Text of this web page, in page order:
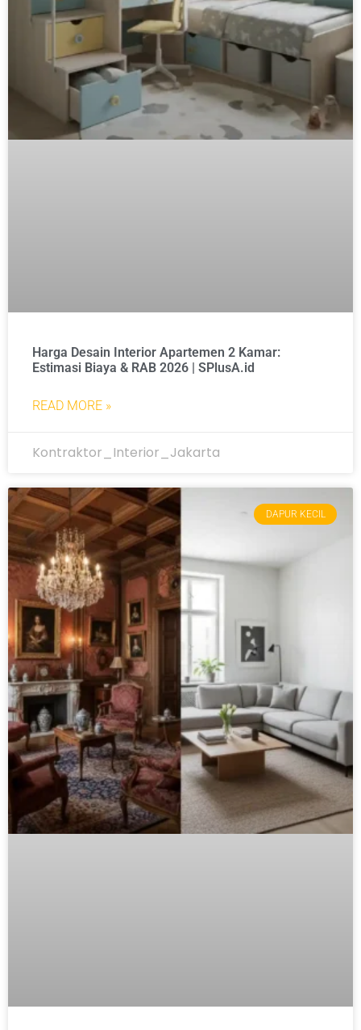
Harga Desain Interior Apartemen 2 Kamar:
Estimasi Biaya & RAB 2026 | SPlusA.id
READ MORE »
Kontraktor_Interior_Jakarta
DAPUR KECIL